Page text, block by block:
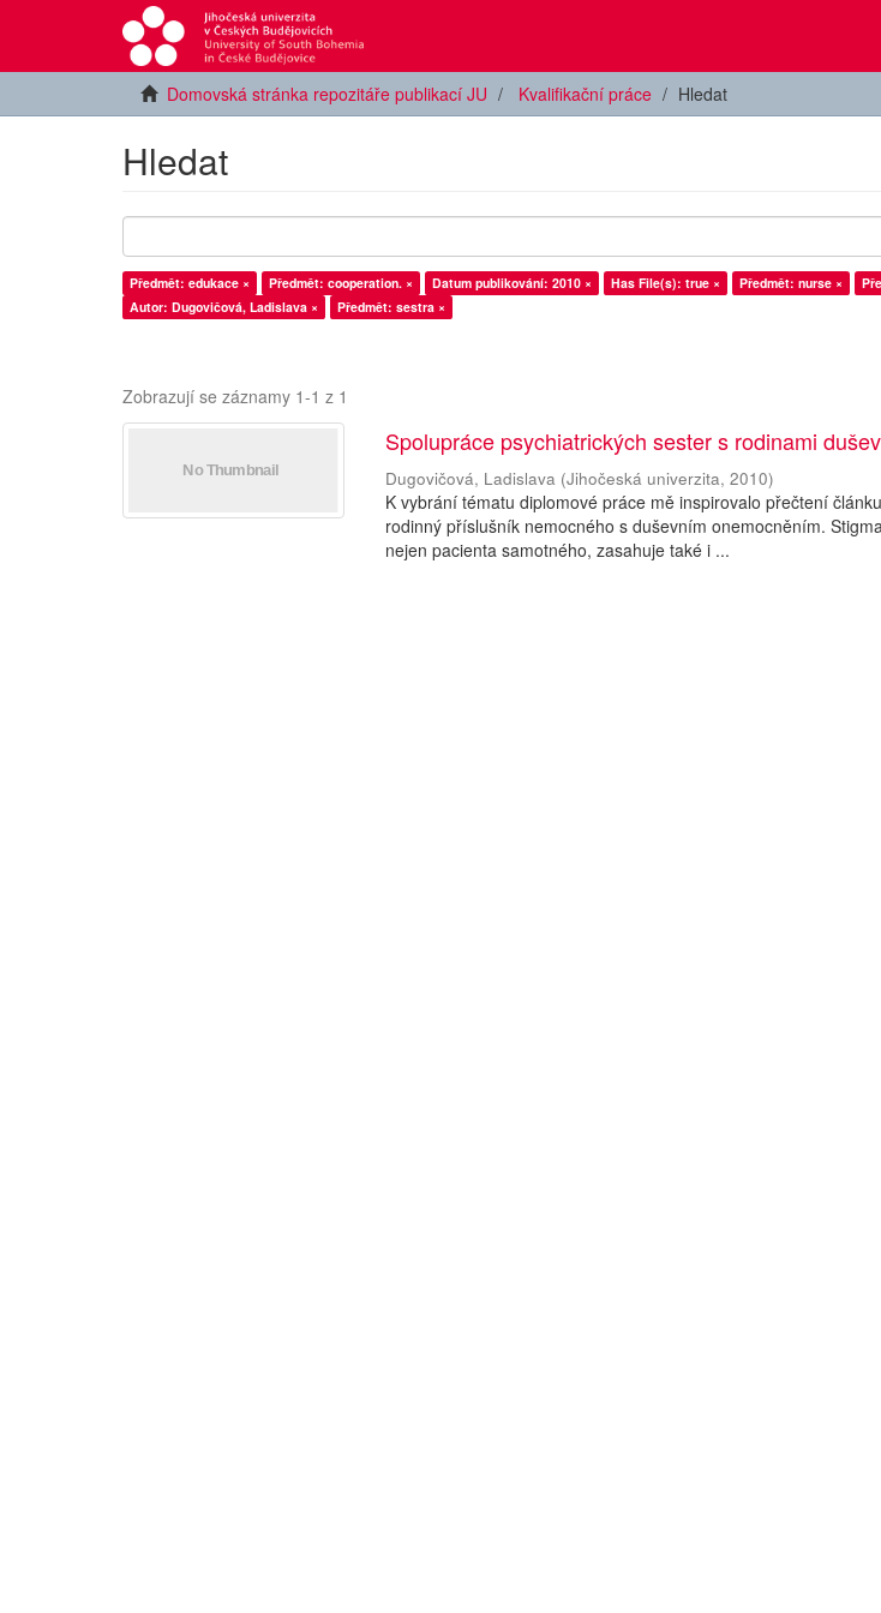
Domovská stránka repozitáře publikací JU Kvalifikační práce Hledat
Hledat
Předmět: edukace × Předmět: cooperation. × Datum publikování: 2010 × Has File(s): true × Předmět: nurse ×
Autor: Dugovičová, Ladislava ×
Předmět: sestra ×
Zobrazují se záznamy 1-1 z 1
Spolupráce psychiatrických sester s rodinami
Dugovičová, Ladislava (Jihočeská univerzita,2010)
K vybrání tématu diplomové práce mě inspirovalo přečtení
rodinný příslušník nemocného s duševním onemocněním.
nejen pacienta samotného, zasahuje také i ...